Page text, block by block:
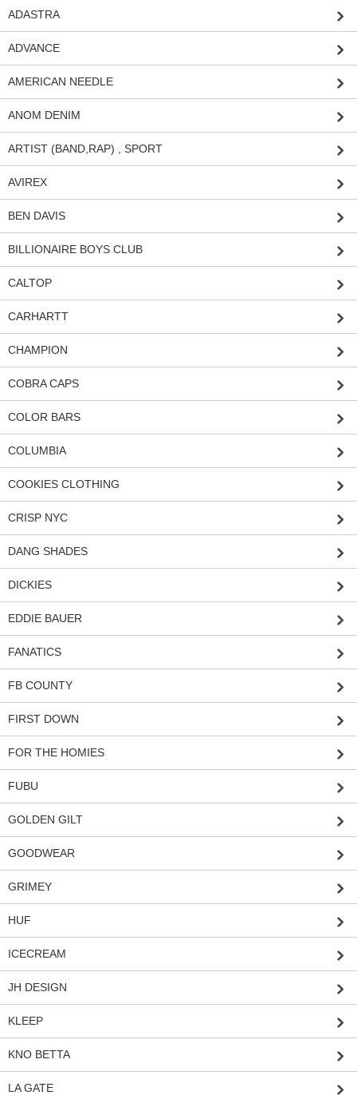
ADASTRA
ADVANCE
AMERICAN NEEDLE
ANOM DENIM
ARTIST (BAND,RAP) , SPORT
AVIREX
BEN DAVIS
BILLIONAIRE BOYS CLUB
CALTOP
CARHARTT
CHAMPION
COBRA CAPS
COLOR BARS
COLUMBIA
COOKIES CLOTHING
CRISP NYC
DANG SHADES
DICKIES
EDDIE BAUER
FANATICS
FB COUNTY
FIRST DOWN
FOR THE HOMIES
FUBU
GOLDEN GILT
GOODWEAR
GRIMEY
HUF
ICECREAM
JH DESIGN
KLEEP
KNO BETTA
LA GATE